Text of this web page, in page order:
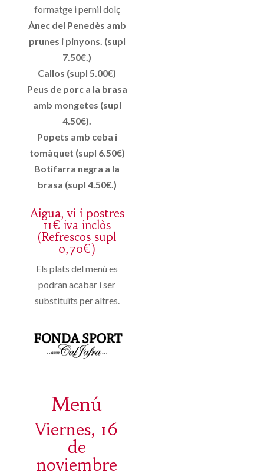
formatge i pernil dolç
Ànec del Penedès amb
prunes i pinyons. (supl
7.50€.)
Callos (supl 5.00€)
Peus de porc a la brasa
amb mongetes (supl
4.50€).
Popets amb ceba i
tomàquet (supl 6.50€)
Botifarra negra a la
brasa (supl 4.50€.)
Aigua, vi i postres
11€ iva inclòs
(Refrescos supl
0,70€)
Els plats del menú es
podran acabar i ser
substituïts per altres.
Menú
Viernes, 16
de
noviembre